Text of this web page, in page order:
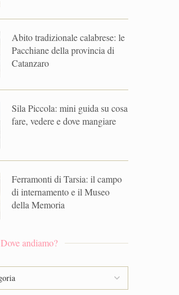
Abito tradizionale calabrese: le
Pacchiane della provincia di
Catanzaro
Sila Piccola: mini guida su cosa
fare, vedere e dove mangiare
Ferramonti di Tarsia: il campo
di internamento e il Museo
della Memoria
Dove andiamo?